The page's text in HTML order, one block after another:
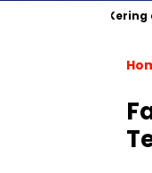
Lebih Kering dan